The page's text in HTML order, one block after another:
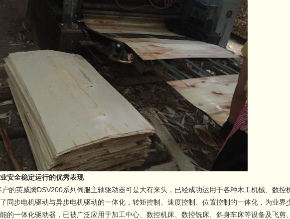
安全稳定运行的优秀表现
英威腾DSV200系列伺服主轴驱动器可是大有来头，已经成功运用于各种木工机械、数控
同步电机驱动与异步电机驱动的一体化，转矩控制、速度控制、位置控制的一体化，为业界
的一体化驱动器，已被广泛应用于加工中心、数控机床、数控铣床、斜身车床等设备及飞剪